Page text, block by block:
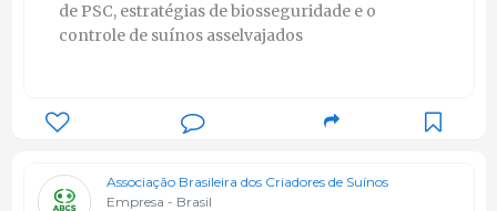
de PSC, estratégias de biosseguridade e o
controle de suínos asselvajados
Associação Brasileira dos Criadores de Suínos
Empresa - Brasil